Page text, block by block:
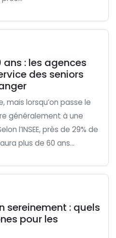
: les agences
des seniors
mais lorsqu’on passe le
généralement à une
l’INSEE, près de 29% de
plus de 60 ans...
sereinement : quels
pour les